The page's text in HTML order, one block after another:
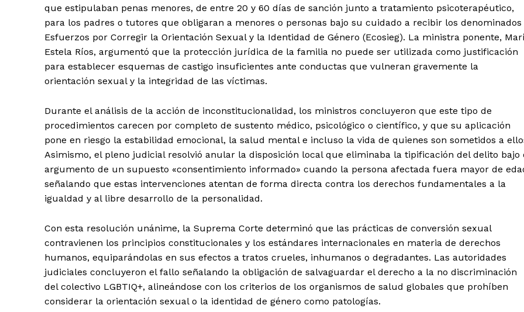
El Suplemento
SUSCRIBIRSE
Estados
Baja California Sur
Campeche
Chihuahua
Ciudad de México
Colima
Durango Estado de
Guanajuato Guerrero Hidalgo
Michoacán Zacatecas
Tlaxcala
Tamaulipas Tabasco
que estipulaban penas menores, de entre 20 y 60 días de sanción junto a tratamiento psicoterapéutico,
para los padres o tutores que obligaran a menores o personas bajo su cuidado a recibir los denominados
Esfuerzos por Corregir la Orientación Sexual y la Identidad de Género (Ecosieg). La ministra ponente,
Estela Ríos, argumentó que la protección jurídica de la familia no puede ser utilizada como justificación
para establecer esquemas de castigo insuficientes ante conductas que vulneran gravemente la
orientación sexual y la integridad de las víctimas.
Durante el análisis de la acción de inconstitucionalidad, los ministros concluyeron que este tipo de
procedimientos carecen por completo de sustento médico, psicológico o científico, y que su aplicación
pone en riesgo la estabilidad emocional, la salud mental e incluso la vida de quienes son sometidos a
Asimismo, el pleno judicial resolvió anular la disposición local que eliminaba la tipificación del delito bajo
argumento de un supuesto «consentimiento informado» cuando la persona afectada fuera mayor de
señalando que estas intervenciones atentan de forma directa contra los derechos fundamentales a la
igualdad y al libre desarrollo de la personalidad.
Con esta resolución unánime, la Suprema Corte determinó que las prácticas de conversión sexual
contravienen los principios constitucionales y los estándares internacionales en materia de derechos
humanos, equiparándolas en sus efectos a tratos crueles, inhumanos o degradantes. Las autoridades
judiciales concluyeron el fallo señalando la obligación de salvaguardar el derecho a la no discriminación
del colectivo LGBTIQ+, alineándose con los criterios de los organismos de salud globales que prohíben
considerar la orientación sexual o la identidad de género como patologías.